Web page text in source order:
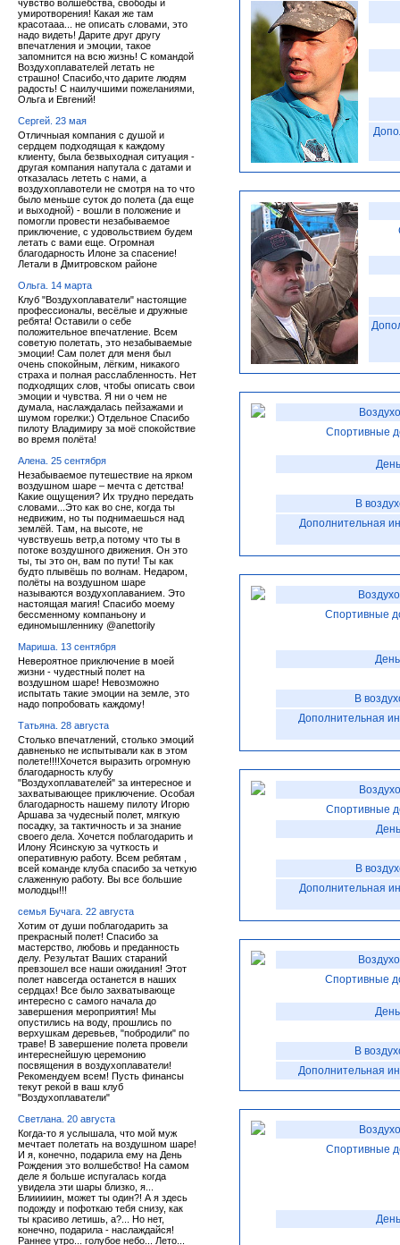
чувство волшебства, свободы и
умиротворения! Какая же там
красотааа... не описать словами, это
надо видеть! Дарите друг другу
впечатления и эмоции, такое
запомнится на всю жизнь! С командой
Воздухоплавателей летать не
страшно! Спасибо,что дарите людям
радость! С наилучшими пожеланиями,
Ольга и Евгений!
Сергей. 23 мая
Отличныая компания с душой и
сердцем подходящая к каждому
клиенту, была безвыходная ситуация -
другая компания напутала с датами и
отказалась лететь с нами, а
воздухоплавотели не смотря на то что
было меньше суток до полета (да еще
и выходной) - вошли в положение и
помогли провести незабываемое
приключение, с удовольствием будем
летать с вами еще. Огромная
благодарность Илоне за спасение!
Летали в Дмитровском районе
Ольга. 14 марта
Клуб "Воздухоплаватели" настоящие
профессионалы, весёлые и дружные
ребята! Оставили о себе
положительное впечатление. Всем
советую полетать, это незабываемые
эмоции! Сам полет для меня был
очень спокойным, лёгким, никакого
страха и полная расслабленность. Нет
подходящих слов, чтобы описать свои
эмоции и чувства. Я ни о чем не
думала, наслаждалась пейзажами и
шумом горелки:) Отдельное Спасибо
пилоту Владимиру за моё спокойствие
во время полёта!
Алена. 25 сентября
Незабываемое путешествие на ярком
воздушном шаре – мечта с детства!
Какие ощущения? Их трудно передать
словами...Это как во сне, когда ты
недвижим, но ты поднимаешься над
землёй. Там, на высоте, не
чувствуешь ветр,а потому что ты в
потоке воздушного движения. Он это
ты, ты это он, вам по пути! Ты как
будто плывёшь по волнам. Недаром,
полёты на воздушном шаре
называются воздухоплаванием. Это
настоящая магия! Спасибо моему
бессменному компаньону и
единомышленнику @anettorily
Мариша. 13 сентября
Невероятное приключение в моей
жизни - чудестный полет на
воздушном шаре! Невозможно
испытать такие эмоции на земле, это
надо попробовать каждому!
Татьяна. 28 августа
Столько впечатлений, столько эмоций
давненько не испытывали как в этом
полете!!!!Хочется выразить огромную
благодарность клубу
"Воздухоплавателей" за интересное и
захватывающее приключение. Особая
благодарность нашему пилоту Игорю
Аршава за чудесный полет, мягкую
посадку, за тактичность и за знание
своего дела. Хочется поблагодарить и
Илону Ясинскую за чуткость и
оперативную работу. Всем ребятам ,
всей команде клуба спасибо за четкую
слаженную работу. Вы все большие
молодцы!!!
семья Бучага. 22 августа
Хотим от души поблагодарить за
прекрасный полет! Спасибо за
мастерство, любовь и преданность
делу. Результат Ваших стараний
превзошел все наши ожидания! Этот
полет навсегда останется в наших
сердцах! Все было захватывающе
интересно с самого начала до
завершения мероприятия! Мы
опустились на воду, прошлись по
верхушкам деревьев, "побродили" по
траве! В завершение полета провели
интереснейшую церемонию
посвящения в воздухоплаватели!
Рекомендуем всем! Пусть финансы
текут рекой в ваш клуб
"Воздухоплаватели"
Светлана. 20 августа
Когда-то я услышала, что мой муж
мечтает полетать на воздушном шаре!
И я, конечно, подарила ему на День
Рождения это волшебство! На самом
деле я больше испугалась когда
увидела эти шары близко, я...
Блииииин, может ты один?! А я здесь
подожду и пофоткаю тебя снизу, как
ты красиво летишь, а?... Но нет,
конечно, подарила - наслаждайся!
Раннее утро... голубое небо... Лето...
Спортивные
В
Дополнительная
Спортивные
В
Дополнительная
Спортивные
В
Дополнительная
Спортивные
В
Дополнительная
Спортивные